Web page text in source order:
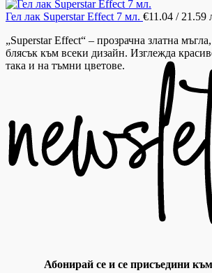
Гел лак Superstar Effect 7 мл. €11.04 / 21.59
„Superstar Effect“ – прозрачна златна
блясък към всеки дизайн. Изглежда
така и на тъмни цветове.
Абонирай се и се присъедини